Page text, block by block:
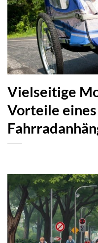
Vielseitige
Vorteile eines